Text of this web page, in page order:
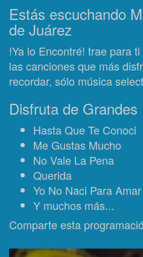
Estás escuchando
de Juárez
!Ya lo Encontré! trae para
las canciones que más
recordar, sólo música
Disfruta de
Hasta Que Te Conoci
Me Gustas Mucho
No Vale La Pena
Querida
Yo No Naci Para Amar
Y muchos más...
Comparte esta